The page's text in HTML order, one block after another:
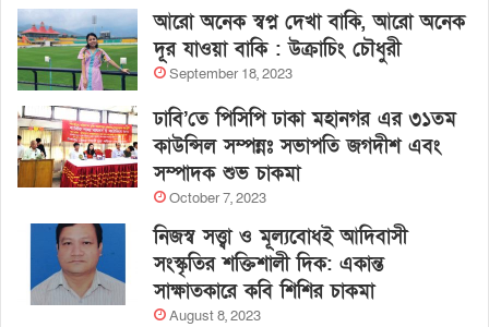
আরো অনেক স্বপ্ন দেখা বাকি, আরো অনেক
দূর যাওয়া বাকি : উক্রাচিং চৌধুরী
September 18, 2023
ঢাবি’তে পিসিপি ঢাকা মহানগর এর ৩১তম
কাউন্সিল সম্পন্নঃ সভাপতি জগদীশ এবং
সম্পাদক শুভ চাকমা
October 7, 2023
নিজস্ব সত্ত্বা ও মূল্যবোধই আদিবাসী
সংস্কৃতির শক্তিশালী দিক: একান্ত
সাক্ষাতকারে কবি শিশির চাকমা
August 8, 2023